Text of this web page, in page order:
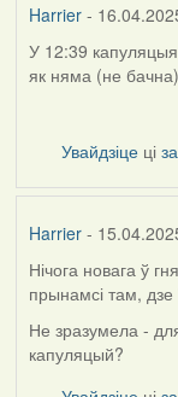
Harrier-
У 12:39
як няма (не
Увайдзіце ці
Harrier-
Нічога новага ў
прынамсі там,
Не зразумела -
капуляцый?